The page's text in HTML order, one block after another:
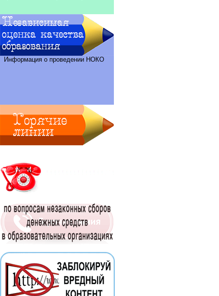
Информация о проведении НОКО